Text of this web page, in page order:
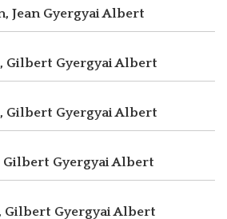
Jean Gyergyai Albert
Gilbert Gyergyai Albert
Gilbert Gyergyai Albert
Gilbert Gyergyai Albert
Gilbert Gyergyai Albert